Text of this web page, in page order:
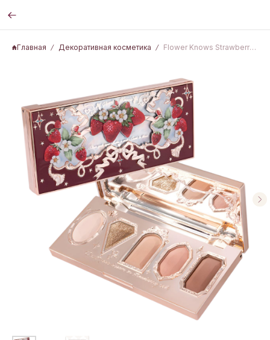
Главная Декоративная косметика Flower Knows Strawberry Rococo 5 Color Eyeshadow Palette